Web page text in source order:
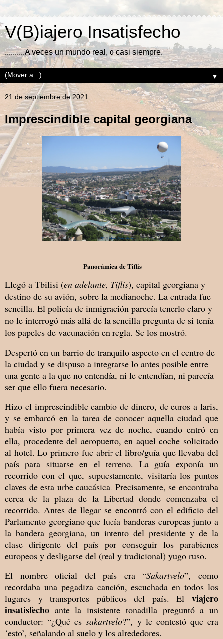
V(B)iajero Insatisfecho
..........A veces un mundo real, o casi siempre.
▼
21 de septiembre de 2021
Imprescindible capital georgiana
Panorámica de Tiflis
Llegó a Tbilisi (en adelante, Tiflis), capital georgiana y
destino de su avión, sobre la medianoche. La entrada fue
sencilla. El policía de inmigración parecía tenerlo claro y
no le interrogó más allá de la sencilla pregunta de si tenía
los papeles de vacunación en regla. Se los mostró.
Despertó en un barrio de tranquilo aspecto en el centro de
la ciudad y se dispuso a integrarse lo antes posible entre
una gente a la que no entendía, ni le entendían, ni parecía
ser que ello fuera necesario.
Hizo el imprescindible cambio de dinero, de euros a laris,
y se embarcó en la tarea de conocer aquella ciudad que
había visto por primera vez de noche, cuando entró en
ella, procedente del aeropuerto, en aquel coche solicitado
al hotel. Lo primero fue abrir el libro/guía que llevaba del
país para situarse en el terreno. La guía exponía un
recorrido con el que, supuestamente, visitaría los puntos
claves de esta urbe caucásica. Precisamente, se encontraba
cerca de la plaza de la Libertad donde comenzaba el
recorrido. Antes de llegar se encontró con el edificio del
Parlamento georgiano que lucía banderas europeas junto a
la bandera georgiana, un intento del presidente y de la
clase dirigente del país por conseguir los parabienes
europeos y desligarse del (real y tradicional) yugo ruso.
El nombre oficial del país era “Sakartvelo”, como
recordaba una pegadiza canción, escuchada en todos los
lugares y transportes públicos del país. El viajero
insatisfecho ante la insistente tonadilla preguntó a un
conductor: “¿Qué essakartvelo?”, y le contestó que era
‘esto’, señalando al suelo y los alrededores.